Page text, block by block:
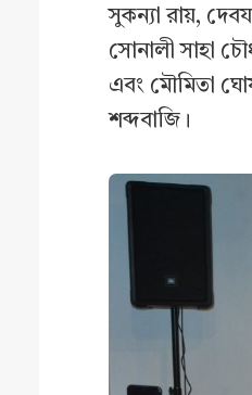
সুকন্যা রায়,
সোনালী সাহা
এবং মৌমিতা
শব্দবাজি।